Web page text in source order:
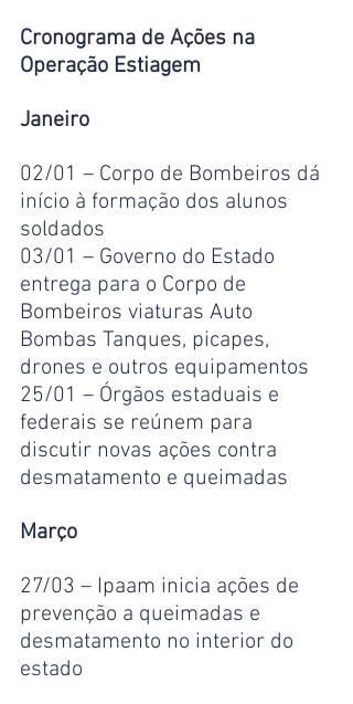
Cronograma de Ações na
Operação Estiagem
Janeiro
02/01 – Corpo de Bombeiros dá
início à formação dos alunos
soldados
03/01 – Governo do Estado
entrega para o Corpo de
Bombeiros viaturas Auto
Bombas Tanques, picapes,
drones e outros equipamentos
25/01 – Órgãos estaduais e
federais se reúnem para
discutir novas ações contra
desmatamento e queimadas
Março
27/03 – Ipaam inicia ações de
prevenção a queimadas e
desmatamento no interior do
estado